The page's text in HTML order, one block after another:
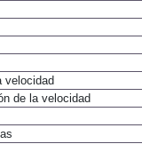
velocidad
de la velocidad